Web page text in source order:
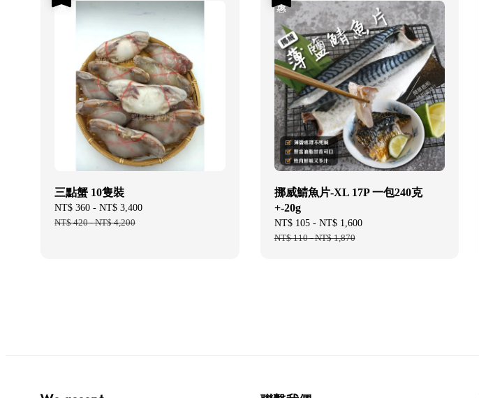
三點蟹 10隻裝
Sale
price
NT$ 360 - NT$ 3,400
NT$ 420-NT$ 4,200
挪威鯖魚片-XL 17P 一包240克
+-20g
Sale
price
NT$ 105- NT$ 1,600
NT$ 110-NT$ 1,870